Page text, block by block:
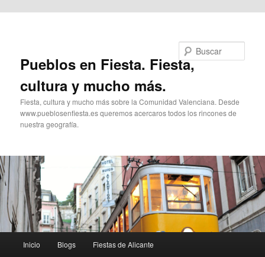
Pueblos en Fiesta. Fiesta,
cultura y mucho más.
Fiesta, cultura y mucho más sobre la Comunidad Valenciana. Desde
www.pueblosenfiesta.es queremos acercaros todos los rincones de
nuestra geografía.
principal
Inicio Blogs Fiestas de Alicante